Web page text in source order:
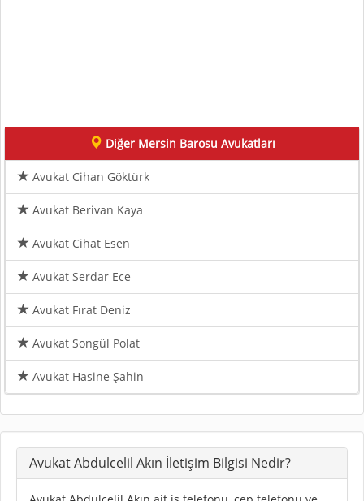
Diğer Mersin Barosu Avukatları
Avukat Cihan Göktürk
Avukat Berivan Kaya
Avukat Cihat Esen
Avukat Serdar Ece
Avukat Fırat Deniz
Avukat Songül Polat
Avukat Hasine Şahin
Avukat Abdulcelil Akın İletişim Bilgisi Nedir?